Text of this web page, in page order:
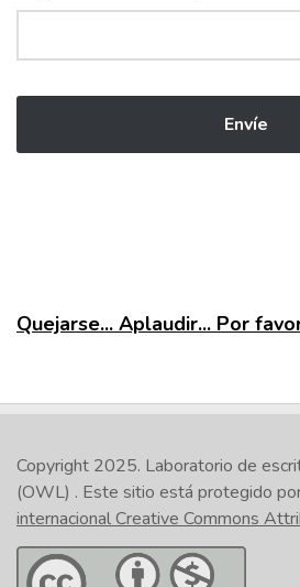
Quejarse... Aplaudir... Por
Copyright 2025. Laboratorio de
(OWL) . Este sitio está protegido
internacional Creative Commons